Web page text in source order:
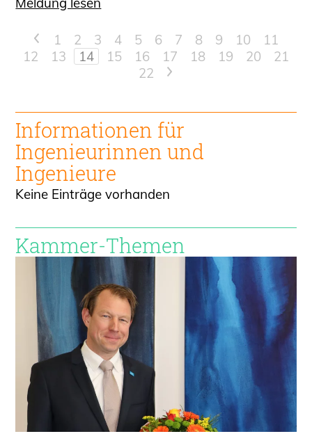
< 1 2 3 4 5 6 7 8 9 10
11
12
13 14 15 16 17 18 19 20
21
22
>
Informationen für
Ingenieurinnen und
Ingenieure
Keine Einträge vorhanden
Kammer-Themen